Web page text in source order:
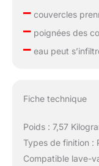
–couvercles
–poignées des
–eau peut
Fiche technique
Poids : 7,57
Types de finition :
Compatible lave-